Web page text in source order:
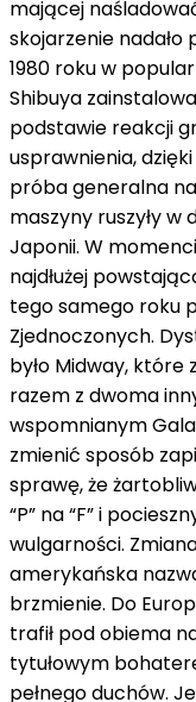
mającej
skojarzenie nadało
1980 roku w
Shibuya
podstawie reakcji
usprawnienia,
próba generalna
maszyny ruszyły w
Japonii. W
najdłużej
tego samego roku
Zjednoczonych.
było Midway, które
razem z dwoma
wspomnianym
zmienić sposób
sprawę, że
“P” na “F” i
wulgarności.
amerykańska
brzmienie. Do
trafił pod obiema
tytułowym
pełnego duchów.